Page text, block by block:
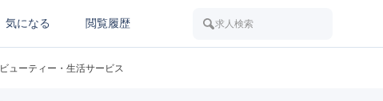
気になる 閲覧履歴 求人検索
ビューティー・生活サービス